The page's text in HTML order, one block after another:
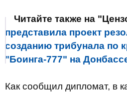
Читайте также на
представила проект
созданию трибунала по
"Боинга-777" на
Как сообщил дипломат, в